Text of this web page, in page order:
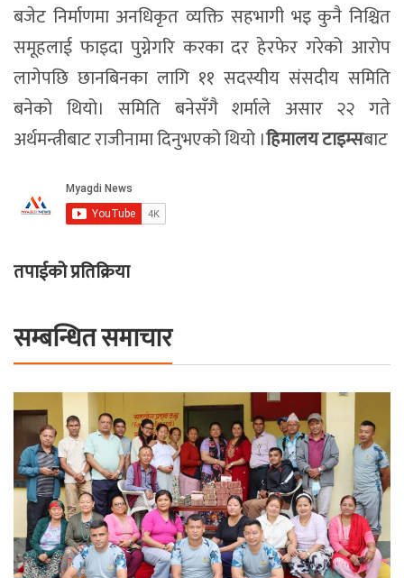
बजेट निर्माणमा अनधिकृत व्यक्ति सहभागी भइ कुनै निश्चित
समूहलाई फाइदा पुग्नेगरि करका दर हेरफेर गरेको आरोप
लागेपछि छानबिनका लागि ११ सदस्यीय संसदीय समिति
बनेको थियो। समिति बनेसँगै शर्माले असार २२ गते
अर्थमन्त्रीबाट राजीनामा दिनुभएको थियो ।हिमालय टाइम्सबाट
तपाईको प्रतिक्रिया
सम्बन्धित समाचार